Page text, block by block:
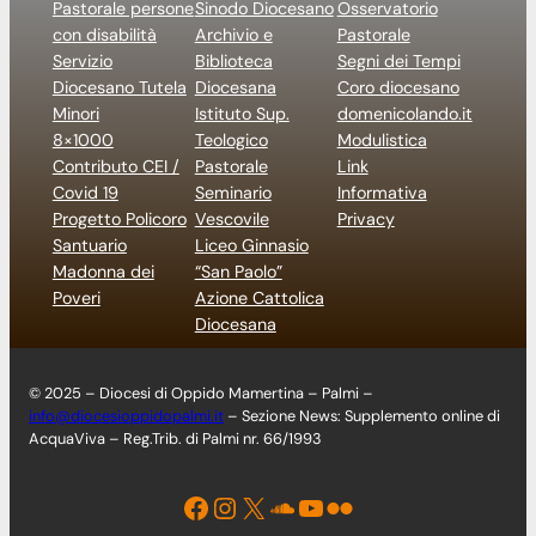
Pastorale persone
con disabilità
Servizio
Diocesano Tutela
Minori
8×1000
Contributo CEI /
Covid 19
Progetto Policoro
Santuario
Madonna dei
Poveri
Sinodo Diocesano
Archivio e
Biblioteca
Diocesana
Istituto Sup.
Teologico
Pastorale
Seminario
Vescovile
Liceo Ginnasio
“San Paolo”
Azione Cattolica
Diocesana
Osservatorio
Pastorale
Segni dei Tempi
Coro diocesano
domenicolando.it
Modulistica
Link
Informativa
Privacy
© 2025 – Diocesi di Oppido Mamertina – Palmi –
info@diocesioppidopalmi.it – Sezione News: Supplemento online di
AcquaViva – Reg.Trib. di Palmi nr. 66/1993
Facebook Instagram X Soundcloud YouTube Flickr